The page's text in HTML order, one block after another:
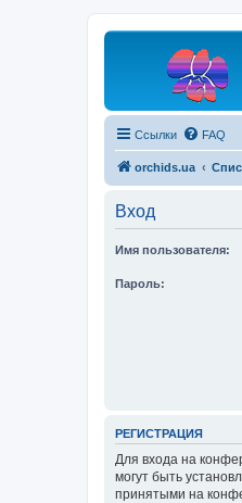
Ссылки FAQ
orchids.ua
Вход
Имя пользователя:
Пароль:
РЕГИСТРАЦИЯ
Для входа на
могут быть
принятыми на